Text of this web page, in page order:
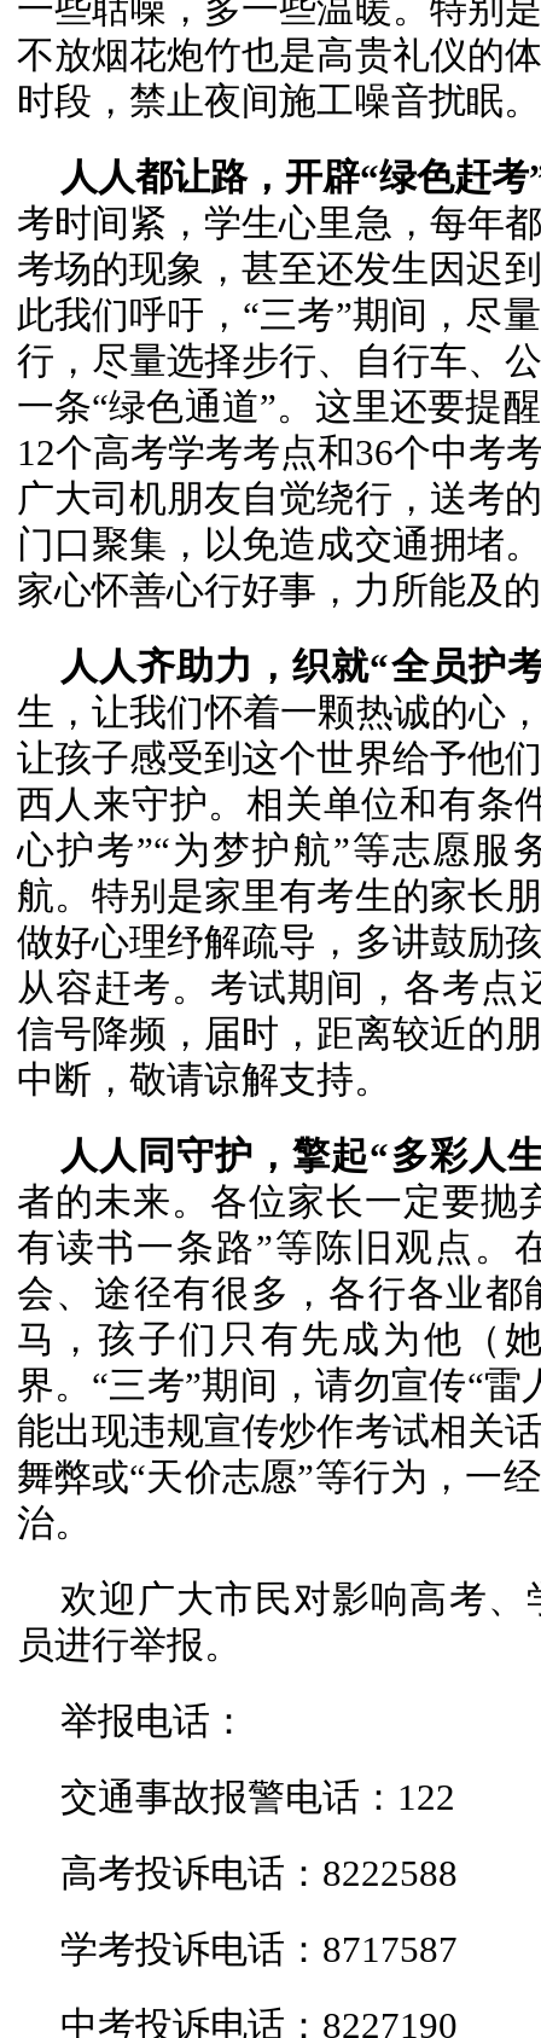
一些聒噪，多一些温暖。特别
不放烟花炮竹也是高贵礼仪的
时段，禁止夜间施工噪音扰眠。
人人都让路，开辟“绿色赶考
考时间紧，学生心里急，每年
考场的现象，甚至还发生因迟
此我们呼吁，“三考”期间，尽
行，尽量选择步行、自行车、
一条“绿色通道”。这里还要提
12个高考学考考点和36个中考
广大司机朋友自觉绕行，送考
门口聚集，以免造成交通拥堵
家心怀善心行好事，力所能及
人人齐助力，织就“全员护
生，让我们怀着一颗热诚的心
让孩子感受到这个世界给予他
西人来守护。相关单位和有条
心护考”“为梦护航”等志愿服
航。特别是家里有考生的家长
做好心理纾解疏导，多讲鼓励
从容赶考。考试期间，各考点
信号降频，届时，距离较近的
中断，敬请谅解支持。
人人同守护，擎起“多彩人
者的未来。各位家长一定要抛
有读书一条路”等陈旧观点。
会、途径有很多，各行各业
马，孩子们只有先成为他（
界。“三考”期间，请勿宣传“
能出现违规宣传炒作考试相关
舞弊或“天价志愿”等行为，一
治。
欢迎广大市民对影响高考
员进行举报。
举报电话：
交通事故报警电话：122
高考投诉电话：8222588
学考投诉电话：8717587
中考投诉电话：8227190